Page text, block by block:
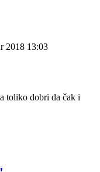
2018 13:03
toliko dobri da čak i